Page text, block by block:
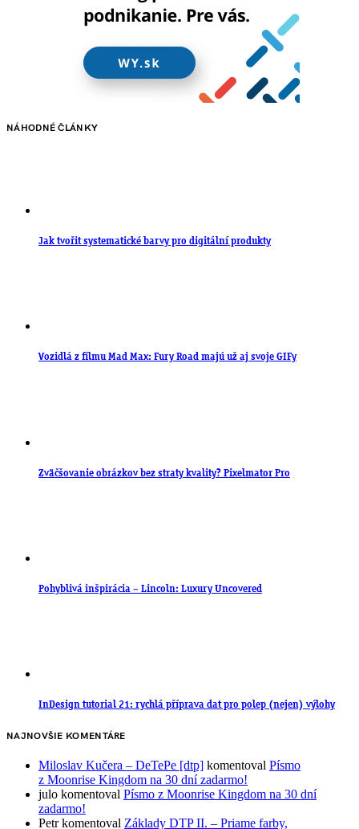
NÁHODNÉ ČLÁNKY
Jak tvořit systematické barvy pro digitální produkty
Vozidlá z filmu Mad Max: Fury Road majú už aj svoje GIFy
Zväčšovanie obrázkov bez straty kvality? Pixelmator Pro
Pohyblivá inšpirácia – Lincoln: Luxury Uncovered
InDesign tutorial 21: rychlá příprava dat pro polep (nejen) výlohy
NAJNOVŠIE KOMENTÁRE
Miloslav Kučera – DeTePe [dtp] komentoval Písmo
z Moonrise Kingdom na 30 dní zadarmo!
julo komentoval Písmo z Moonrise Kingdom na 30 dní
zadarmo!
Petrkomentoval Základy DTP II. – Priame farby,